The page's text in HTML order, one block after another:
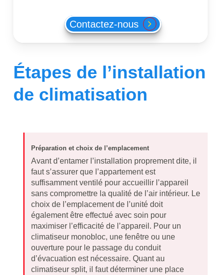
Contactez-nous
Étapes de l’installation
de climatisation
Préparation et choix de l’emplacement
Avant d’entamer l’installation proprement dite, il
faut s’assurer que l’appartement est
suffisamment ventilé pour accueillir l’appareil
sans compromettre la qualité de l’air intérieur. Le
choix de l’emplacement de l’unité doit
également être effectué avec soin pour
maximiser l’efficacité de l’appareil. Pour un
climatiseur monobloc, une fenêtre ou une
ouverture pour le passage du conduit
d’évacuation est nécessaire. Quant au
climatiseur split, il faut déterminer une place